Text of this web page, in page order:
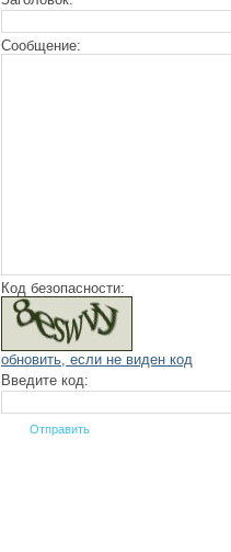
Сообщение:
Код безопасности:
обновить, если не виден код
Введите код: